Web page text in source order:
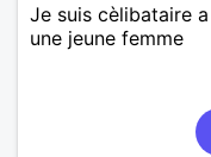
Je suis cèlibataire
une jeune femme